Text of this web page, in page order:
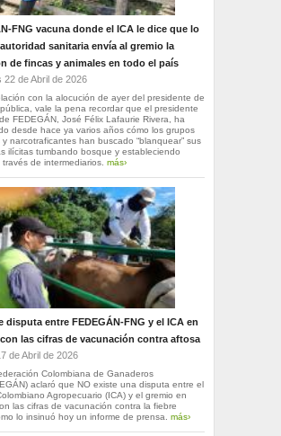
FNG vacuna donde el ICA le dice que lo
sanitaria envía al gremio la
de fincas y animales en todo el país
22 de Abril de 2026
con la alocución de ayer del presidente de
vale la pena recordar que el presidente
FEDEGÁN, José Félix Lafaurie Rivera, ha
desde hace ya varios años cómo los grupos
y narcotraficantes han buscado “blanquear” sus
ilícitas tumbando bosque y estableciendo
de intermediarios. más›
disputa entre FEDEGÁN-FNG y el ICA en
las cifras de vacunación contra aftosa
de Abril de 2026
Colombiana de Ganaderos
aclaró que NO existe una disputa entre el
Agropecuario (ICA) y el gremio en
las cifras de vacunación contra la fiebre
lo insinuó hoy un informe de prensa. más›